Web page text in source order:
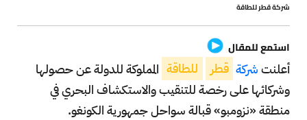
شركة قطر للطاقة
استمع للمقال
أعلنتشركة قطر للطاقة المملوكة للدولة عن حصولها
وشركائها على رخصة للتنقيب والاستكشاف البحري في
منطقة «نزومبو» قبالة سواحل جمهورية الكونغو.